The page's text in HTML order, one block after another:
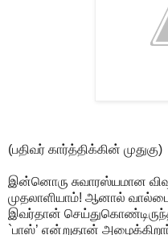
(பதிவர் கார்த்திக்கின் முதுகு)
இன்னொரு சுவாரஸ்யமான
முதலாளியாம்! ஆனால்
இவர்தான்
`பாஸ்’ என்றுதான்